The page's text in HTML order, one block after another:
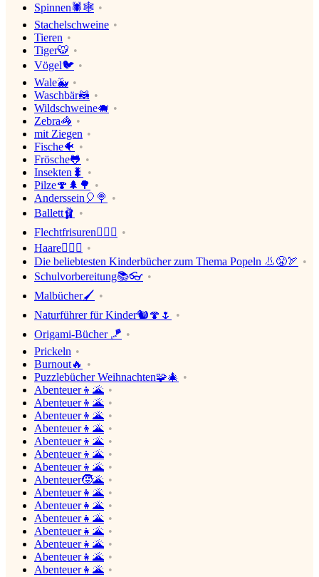
Spinnen🕷🕸
Stachelschweine
Tieren
Tiger🐯
Vögel🐦
Wale🐳
Waschbär🦝
Wildschweine🐗
Zebra🦓
mit Ziegen
Fische🐠
Frösche🐸
Insekten🐛
Pilze🍄🌲🌳
Anderssein🎈🍭
Ballett🩰
Flechtfrisuren👱🏼‍♂️
Haare👱🏼‍♂️
Die beliebtesten Kinderbücher zum Thema Popeln 👃😤🏹
Schulvorbereitung📚👓
Malbücher🖌
Naturführer für Kinder🐿🍄🌷
Origami-Bücher 🪁
Prickeln
Burnout🔥
Puzzlebücher Weihnachten🧩🎄
Abenteuer👦🌋
Abenteuer👦🌋
Abenteuer👦🌋
Abenteuer👦🌋
Abenteuer👦🌋
Abenteuer👦🌋
Abenteuer👦🌋
Abenteuer🧒🌋
Abenteuer👧🌋
Abenteuer👧🌋
Abenteuer👧🌋
Abenteuer👧🌋
Abenteuer👧🌋
Abenteuer👧🌋
Abenteuer👧🌋